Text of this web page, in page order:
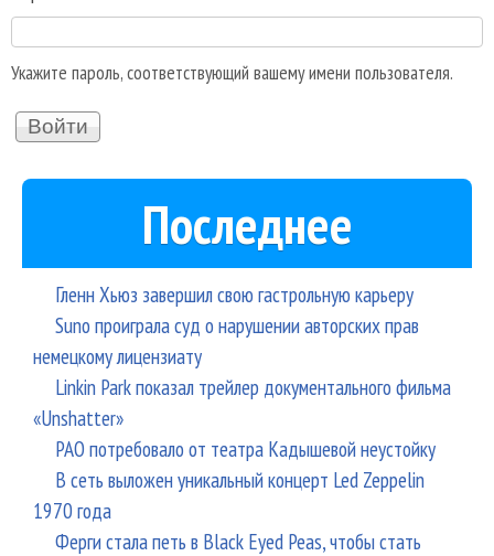
Укажите пароль, соответствующий вашему имени пользователя.
Последнее
Гленн Хьюз завершил свою гастрольную карьеру
Suno проиграла суд о нарушении авторских прав
немецкому лицензиату
Linkin Park показал трейлер документального фильма
«Unshatter»
РАО потребовало от театра Кадышевой неустойку
В сеть выложен уникальный концерт Led Zeppelin
1970 года
Ферги стала петь в Black Eyed Peas, чтобы стать